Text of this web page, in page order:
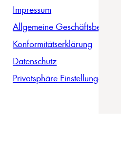
Impressum
Allgemeine
Konformitätserklärung
Datenschutz
Privatsphäre Einstellungen